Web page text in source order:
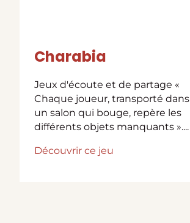
Charabia
Jeux d'écoute et de partage «
Chaque joueur, transporté dans
un salon qui bouge, repère les
différents objets manquants »....
Découvrir ce jeu